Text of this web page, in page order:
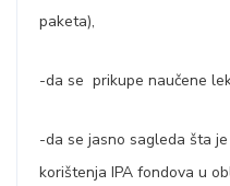
paketa),
-da se prikupe naučene
-da se jasno sagleda šta
korištenja IPA fondova u